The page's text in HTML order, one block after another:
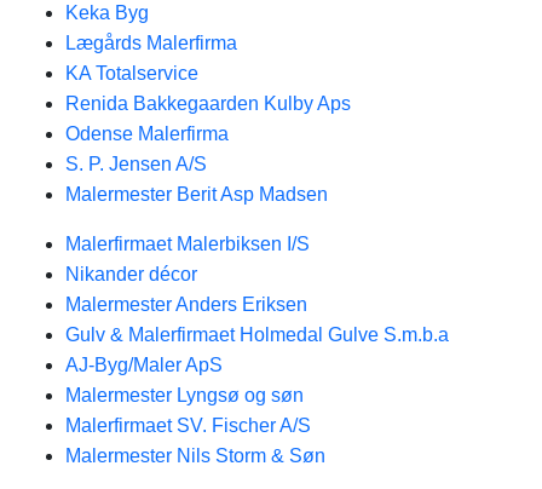
Keka Byg
Lægårds Malerfirma
KA Totalservice
Renida Bakkegaarden Kulby Aps
Odense Malerfirma
S. P. Jensen A/S
Malermester Berit Asp Madsen
Malerfirmaet Malerbiksen I/S
Nikander décor
Malermester Anders Eriksen
Gulv & Malerfirmaet Holmedal Gulve S.m.b.a
AJ-Byg/Maler ApS
Malermester Lyngsø og søn
Malerfirmaet SV. Fischer A/S
Malermester Nils Storm & Søn